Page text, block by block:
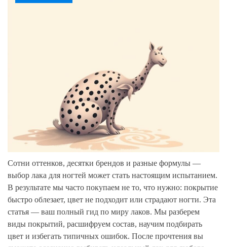
Сотни оттенков, десятки брендов и разные формулы —
выбор лака для ногтей может стать настоящим испытанием.
В результате мы часто покупаем не то, что нужно: покрытие
быстро облезает, цвет не подходит или страдают ногти. Эта
статья — ваш полный гид по миру лаков. Мы разберем
виды покрытий, расшифруем состав, научим подбирать
цвет и избегать типичных ошибок. После прочтения вы